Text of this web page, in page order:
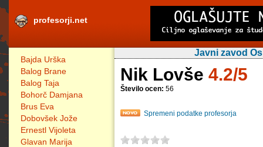
profesorji.net
Bajda Urška
Balog Brane
Balog Taja
Bohorč Damjana
Brus Eva
Dobovšek Jože
Ernestl Vijoleta
Glavan Marija
Javni zavod
Nik Lovše 4.2/5
Število ocen: 56
Spremeni podatke profesorja